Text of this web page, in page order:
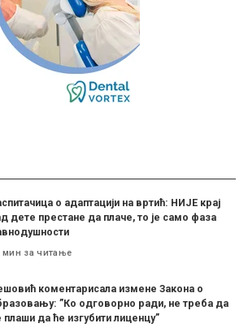
о адаптацији на вртић: НИЈЕ крај
дете престане да плаче, то је само фаза
мин за читање
коментарисала измене Закона о
”Ко одговорно ради, не треба да
плаши да ће изгубити лиценцу”